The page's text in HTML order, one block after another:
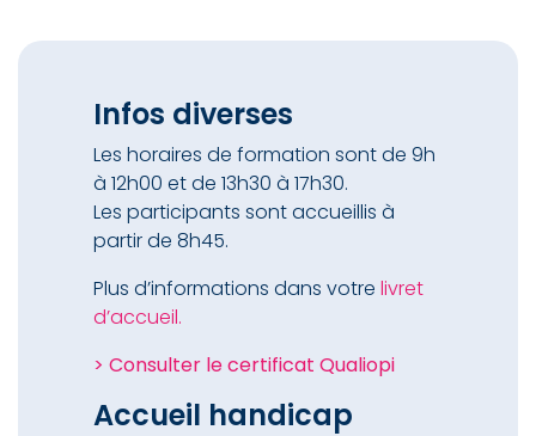
Infos diverses
Les horaires de formation sont de 9h
à 12h00 et de 13h30 à 17h30.
Les participants sont accueillis à
partir de 8h45.
Plus d’informations dans votre livret
d’accueil.
> Consulter le certificat Qualiopi
Accueil handicap